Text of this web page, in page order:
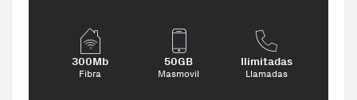
300Mb
Fibra
50GB
Masmovil
Ilimitadas
Llamadas